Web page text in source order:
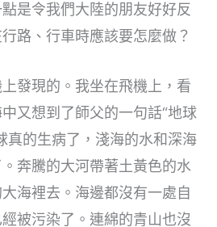
是令我們大陸的朋友好好反
路、行車時應該要怎麼做？
發現的。我坐在飛機上，看
又想到了師父的一句話“地球
真的生病了，淺海的水和深海
奔騰的大河帶著土黃色的水
海裡去。海邊都沒有一處自
被污染了。連綿的青山也沒